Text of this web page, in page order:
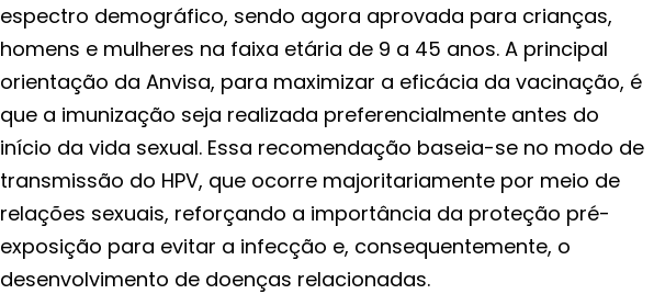
espectro demográfico, sendo agora aprovada para crianças,
homens e mulheres na faixa etária de 9 a 45 anos. A principal
orientação da Anvisa, para maximizar a eficácia da vacinação, é
que a imunização seja realizada preferencialmente antes do
início da vida sexual. Essa recomendação baseia-se no modo de
transmissão do HPV, que ocorre majoritariamente por meio de
relações sexuais, reforçando a importância da proteção pré-
exposição para evitar a infecção e, consequentemente, o
desenvolvimento de doenças relacionadas.